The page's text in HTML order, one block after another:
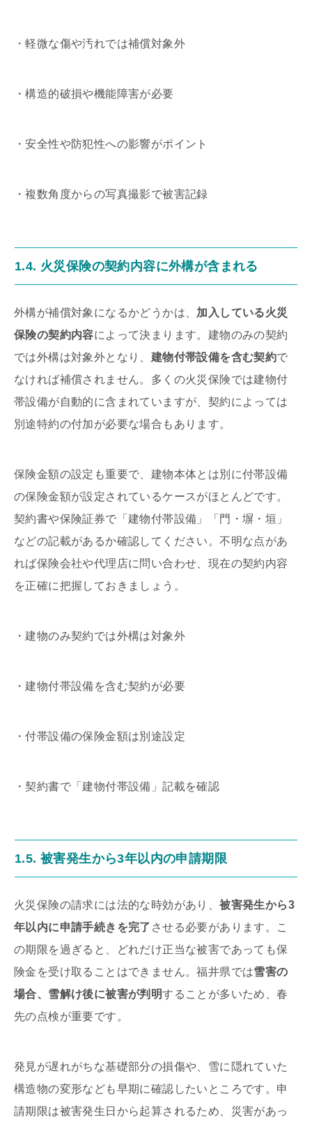
・軽微な傷や汚れでは補償対象外
・構造的破損や機能障害が必要
・安全性や防犯性への影響がポイント
・複数角度からの写真撮影で被害記録
1.4. 火災保険の契約内容に外構が含まれる
外構が補償対象になるかどうかは、 加入している火災
保険の契約内容によって決まります。建物のみの契約
では外構は対象外となり、 建物付帯設備を含む契約で
なければ補償されません。多くの火災保険では建物付
帯設備が自動的に含まれていますが、契約によっては
別途特約の付加が必要な場合もあります。
保険金額の設定も重要で、建物本体とは別に付帯設備
の保険金額が設定されているケースがほとんどです。
契約書や保険証券で「建物付帯設備」「門・塀・垣」
などの記載があるか確認してください。不明な点があ
れば保険会社や代理店に問い合わせ、現在の契約内容
を正確に把握しておきましょう。
・建物のみ契約では外構は対象外
・建物付帯設備を含む契約が必要
・付帯設備の保険金額は別途設定
・契約書で「建物付帯設備」記載を確認
1.5. 被害発生から3年以内の申請期限
火災保険の請求には法的な時効があり、被害発生から3
年以内に申請手続きを完了 させる必要があります。こ
の期限を過ぎると、どれだけ正当な被害であっても保
険金を受け取ることはできません。福井県では雪害の
場合、雪解け後に被害が判明することが多いため、春
先の点検が重要です。
発見が遅れがちな基礎部分の損傷や、雪に隠れていた
構造物の変形なども早期に確認したいところです。申
請期限は被害発生日から起算されるため、災害があっ